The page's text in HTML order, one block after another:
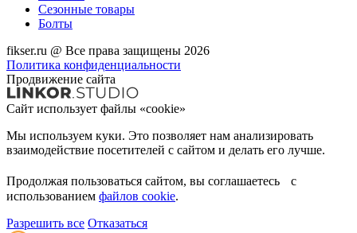
Сезонные товары
Болты
fikser.ru @ Все права защищены 2026
Политика конфиденциальности
Продвижение сайта
Сайт использует файлы «cookie»
Мы используем куки. Это позволяет нам анализировать
взаимодействие посетителей с сайтом и делать его лучше.
Продолжая пользоваться сайтом, вы соглашаетесь с
использованием файлов cookie.
Разрешить все Отказаться